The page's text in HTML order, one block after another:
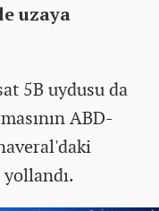
uzaya
5B uydusu da
ABD-